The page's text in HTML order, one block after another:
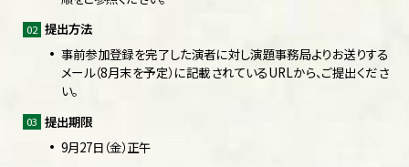
提出方法
事前参加登録を完了した演者に対し演題事務局よりお送りする
メール（8月末を予定）に記載されているURLから、ご提出くださ
い。
提出期限
9月27日（金）正午